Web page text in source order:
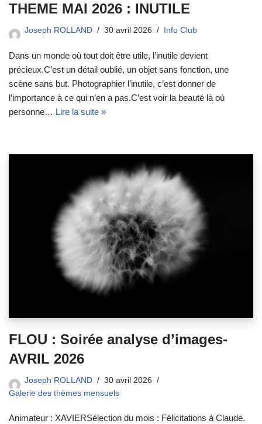
THEME MAI 2026 : INUTILE
Joseph ROLLAND 30 avril 2026 Info Club
Dans un monde où tout doit être utile, l’inutile devient
précieux.C’est un détail oublié, un objet sans fonction, une
scène sans but. Photographier l’inutile, c’est donner de
l’importance à ce qui n’en a pas.C’est voir la beauté là où
personne… Lire la suite »
FLOU : Soirée analyse d’images-
AVRIL 2026
Joseph ROLLAND
30 avril 2026
Galerie des thèmes mensuels
Animateur : XAVIERSélection du mois : Félicitations à Claude.